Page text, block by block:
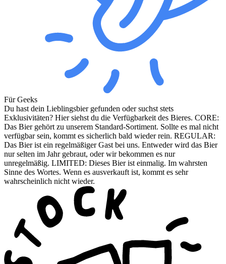
Für Geeks
Du hast dein Lieblingsbier gefunden oder suchst stets
Exklusivitäten? Hier siehst du die Verfügbarkeit des Bieres. CORE:
Das Bier gehört zu unserem Standard-Sortiment. Sollte es mal nicht
verfügbar sein, kommt es sicherlich bald wieder rein. REGULAR:
Das Bier ist ein regelmäßiger Gast bei uns. Entweder wird das Bier
nur selten im Jahr gebraut, oder wir bekommen es nur
unregelmäßig. LIMITED: Dieses Bier ist einmalig. Im wahrsten
Sinne des Wortes. Wenn es ausverkauft ist, kommt es sehr
wahrscheinlich nicht wieder.